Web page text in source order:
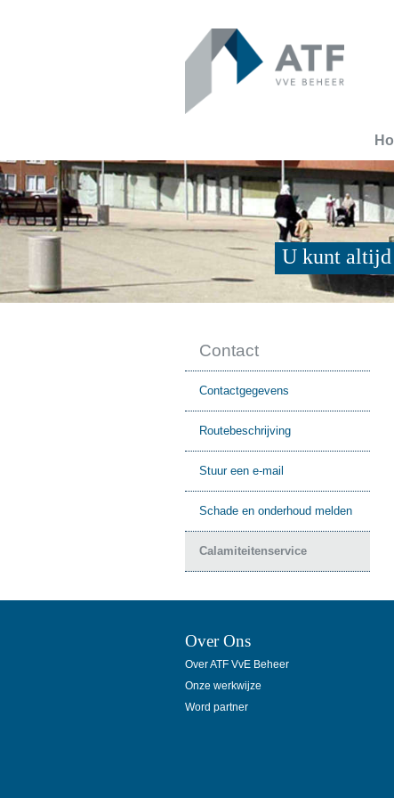
U kunt altijd
Contact
Contactgegevens
Routebeschrijving
Stuur een e-mail
Schade en onderhoud melden
Calamiteitenservice
Over Ons
Over ATF VvE Beheer
Onze werkwijze
Word partner